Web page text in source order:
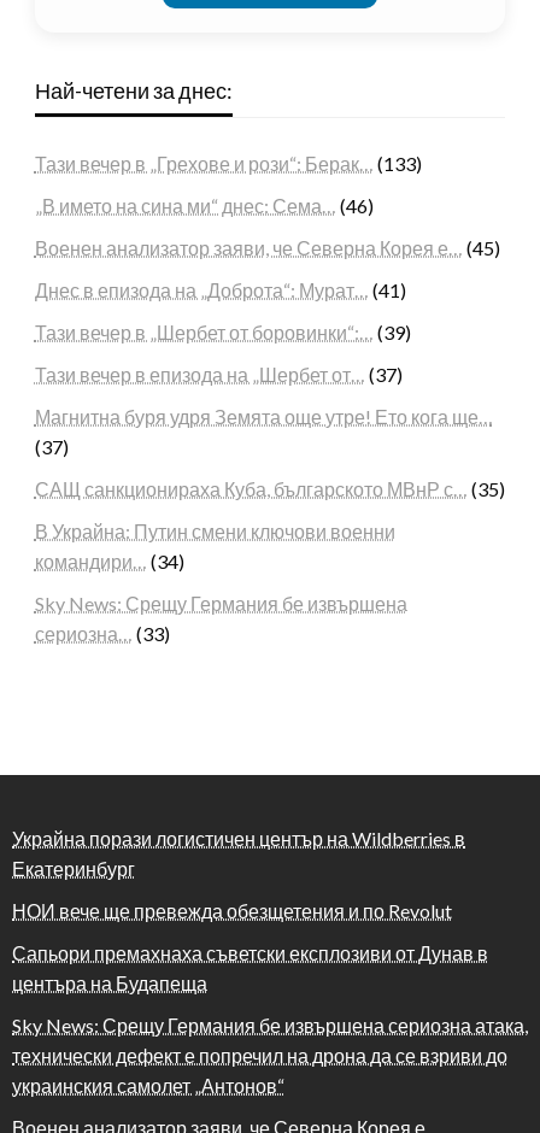
Най-четени за днес:
Тази вечер в „Грехове и рози“: Берак… (133)
„В името на сина ми“ днес: Сема… (46)
Военен анализатор заяви, че Северна Корея е… (45)
Днес в епизода на „Доброта“: Мурат… (41)
Тази вечер в „Шербет от боровинки“:… (39)
Тази вечер в епизода на „Шербет от… (37)
Магнитна буря удря Земята още утре! Ето кога ще…
(37)
САЩ санкционираха Куба, българското МВнР с… (35)
В Украйна: Путин смени ключови военни
командири… (34)
Sky News: Срещу Германия бе извършена
сериозна… (33)
Украйна порази логистичен център на Wildberries в
Екатеринбург
НОИ вече ще превежда обезщетения и по Revolut
Сапьори премахнаха съветски експлозиви от Дунав в
центъра на Будапеща
Sky News: Срещу Германия бе извършена сериозна атака,
технически дефект е попречил на дрона да се взриви до
украинския самолет „Антонов“
Военен анализатор заяви, че Северна Корея е